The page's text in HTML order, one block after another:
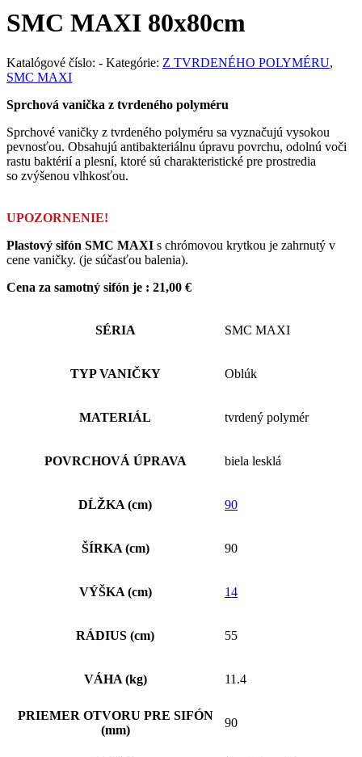
SMC MAXI 80x80cm
Katalógové číslo: - Kategórie: Z TVRDENÉHO POLYMÉRU,
SMC MAXI
Sprchová vanička z tvrdeného polyméru
Sprchové vaničky z tvrdeného polyméru sa vyznačujú vysokou
pevnosťou. Obsahujú antibakteriálnu úpravu povrchu, odolnú voči
rastu baktérií a plesní, ktoré sú charakteristické pre prostredia
so zvýšenou vlhkosťou.
UPOZORNENIE!
Plastový sifón SMC MAXI s chrómovou krytkou je zahrnutý v
cene vaničky. (je súčasťou balenia).
Cena za samotný sifón je : 21,00 €
SÉRIA SMC MAXI
TYP VANIČKY Oblúk
MATERIÁL tvrdený polymér
POVRCHOVÁ ÚPRAVA biela lesklá
DĹŽKA (cm) 90
ŠÍRKA (cm) 90
VÝŠKA (cm) 14
RÁDIUS (cm) 55
VÁHA (kg) 11.4
PRIEMER OTVORU PRE SIFÓN
(mm)
90